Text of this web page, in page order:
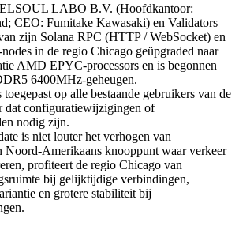
LABO B.V. (Hoofdkantoor:
CEO: Fumitake Kawasaki) en Validators
zijn Solana RPC (HTTP / WebSocket) en
in de regio Chicago geüpgraded naar
AMD EPYC-processors en is begonnen
6400MHz-geheugen.
op alle bestaande gebruikers van de
dat configuratiewijzigingen of
nodig zijn.
is niet louter het verhogen van
Noord-Amerikaans knooppunt waar verkeer
profiteert de regio Chicago van
bij gelijktijdige verbindingen,
en grotere stabiliteit bij